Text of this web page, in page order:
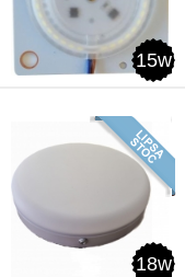
15w
18w